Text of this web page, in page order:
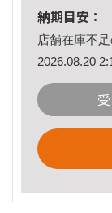
納期目安：
店舗在庫不
2026.08.20